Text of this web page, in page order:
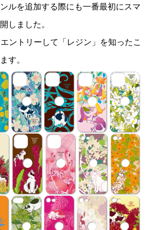
ルを追加する際にも一番最初にスマ
しました。
ントリーして「レジン」を知ったこ
す。